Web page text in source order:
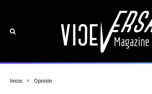
Inicio Opinión